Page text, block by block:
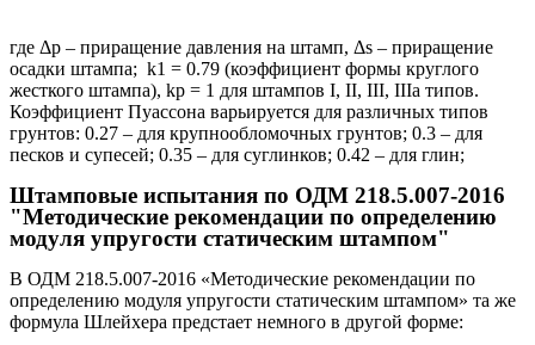
где Δp – приращение давления на штамп, Δs – приращение
осадки штампа; k1 = 0.79 (коэффициент формы круглого
жесткого штампа), kp = 1 для штампов I, II, III, IIIa типов.
Коэффициент Пуассона варьируется для различных типов
грунтов: 0.27 – для крупнообломочных грунтов; 0.3 – для
песков и супесей; 0.35 – для суглинков; 0.42 – для глин;
Штамповые испытания по ОДМ 218.5.007-2016
"Методические рекомендации по определению
модуля упругости статическим штампом"
В ОДМ 218.5.007-2016 «Методические рекомендации по
определению модуля упругости статическим штампом» та же
формула Шлейхера предстает немного в другой форме: